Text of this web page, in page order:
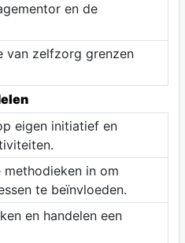
en de
van zelfzorg grenzen
eigen initiatief en
in om
te beïnvloeden.
en handelen een